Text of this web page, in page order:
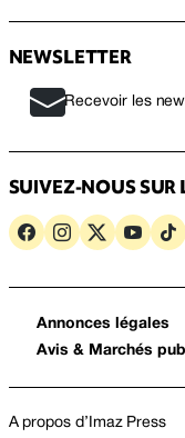
NEWSLETTER
Recevoir les
SUIVEZ-NOUS SUR
Annonces légales
Avis & Marchés
A propos d’Imaz Press